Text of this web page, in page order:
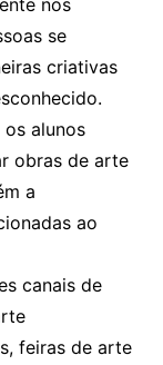
se
criativas
alunos
obras de arte
a
ao
canais de
feiras de arte